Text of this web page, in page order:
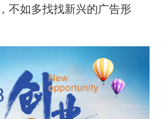
不如多找找新兴的广告形